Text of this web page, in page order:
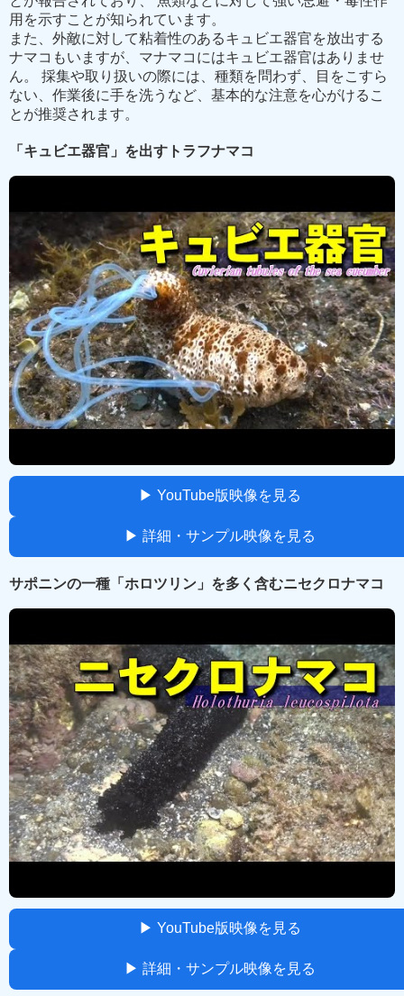
用を示すことが知られています。
また、外敵に対して粘着性のあるキュビエ器官を放出する
ナマコもいますが、マナマコにはキュビエ器官はありませ
ん。 採集や取り扱いの際には、種類を問わず、目をこすら
ない、作業後に手を洗うなど、基本的な注意を心がけるこ
とが推奨されます。
「キュビエ器官」を出すトラフナマコ
▶ YouTube版映像を見る
▶ 詳細・サンプル映像を見る
サポニンの一種「ホロツリン」を多く含むニセクロナマコ
▶ YouTube版映像を見る
▶ 詳細・サンプル映像を見る